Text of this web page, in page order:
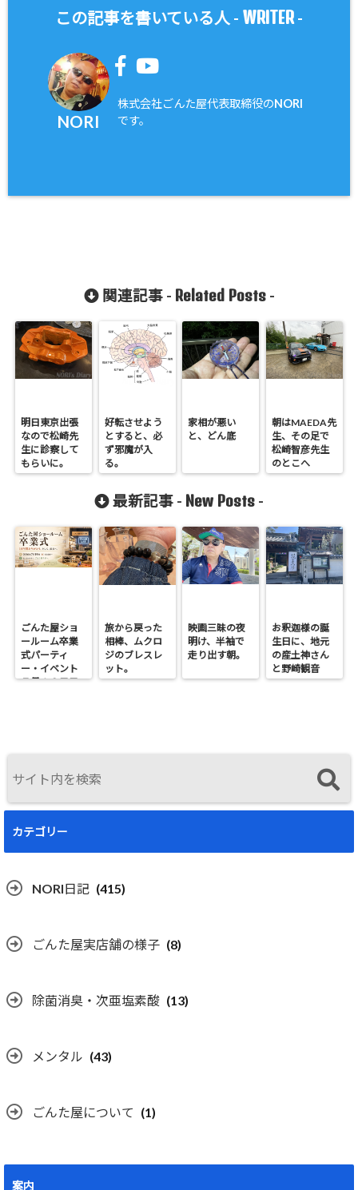
この記事を書いている人 - WRITER-
NORI
株式会社ごんた屋代表取締役のNORI
です。
関連記事 - Related Posts-
明日東京出張
なので松崎先
生に診察して
もらいに。
好転させよう
とすると、必
ず邪魔が入
る。
家相が悪い
と、どん底
朝はMAEDA先
生、その足で
松崎智彦先生
のとこへ
最新記事 - New Posts -
ごんた屋ショ
ールーム卒業
式パーティ
ー・イベント
７月１９日日
旅から戻った
相棒、ムクロ
ジのブレスレ
ット。
映画三昧の夜
明け、半袖で
走り出す朝。
お釈迦様の誕
生日に、地元
の産土神さん
と野崎観音
へ。
カテゴリー
NORI日記 (415)
ごんた屋実店舗の様子 (8)
除菌消臭・次亜塩素酸 (13)
メンタル (43)
ごんた屋について (1)
案内